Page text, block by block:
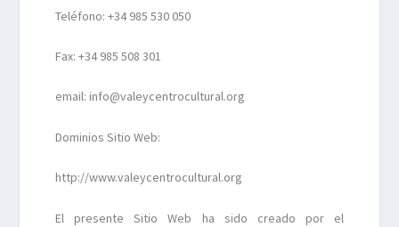
Teléfono: +34 985 530 050
Fax: +34 985 508 301
email: info@valeycentrocultural.org
Dominios Sitio Web:
http://www.valeycentrocultural.org
El presente Sitio Web ha sido creado por el